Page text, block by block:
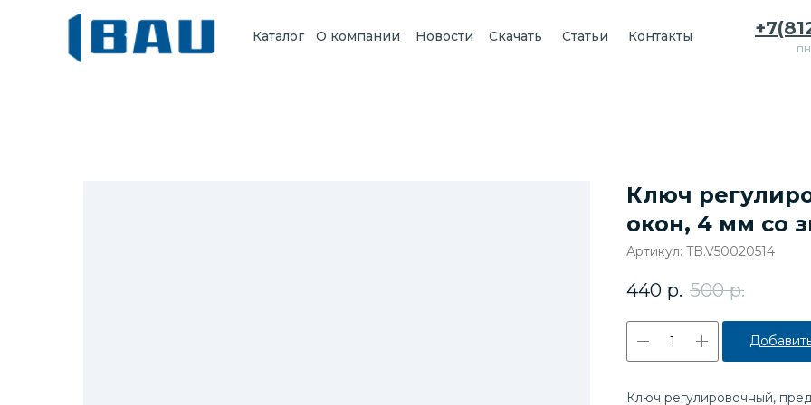
Каталог О компании Новости Статьи Контакты
Скачать
Ключ
окон, 4 мм со
Артикул: TB.V50020514
440 р. 500 р.
Ключ регулировочный,